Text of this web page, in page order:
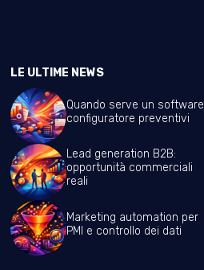
LE ULTIME NEWS
Quando serve un software
configuratore preventivi
Lead generation B2B:
opportunità commerciali
reali
Marketing automation per
PMI e controllo dei dati